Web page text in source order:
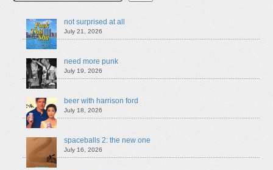
not surprised at all
July 21, 2026
need more punk
July 19, 2026
beer with harrison ford
July 18, 2026
spaceballs 2: the new one
July 16, 2026